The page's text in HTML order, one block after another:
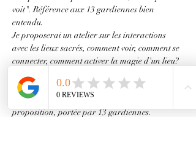
voit". Référence aux 13 gardiennes bien
entendu.
Je proposerai un atelier sur les interactions
avec les lieux sacrés, comment voir, comment se
connecter, comment activer la magie d'un lieu?
RDV sur le site du Festival tout simplement si
cela vous parle, pour découvrir cette belle
proposition, portée par 13 gardiennes.